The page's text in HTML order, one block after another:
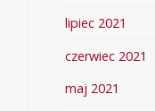
lipiec 2021
czerwiec 2021
maj 2021